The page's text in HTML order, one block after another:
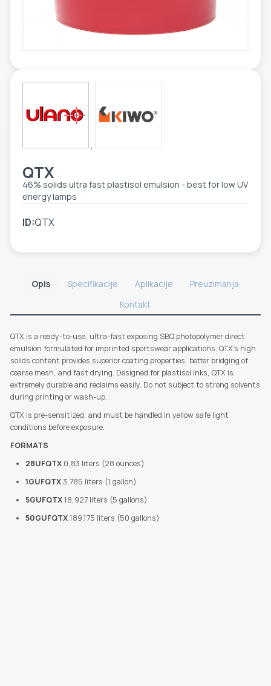
ALATI - DODATNA OPREMA
PO NARUDŽBINI
TEHNIČKI CRTEŽI
,
QTX
46% solids ultra fast plastisol emulsion - best for low UV
energy lamps
ID:QTX
Opis Specifikacije
Preuzimanja
Kontakt
Aplikacije
QTX is a ready-to-use, ultra-fast exposing SBQ photopolymer direct
emulsion formulated for imprinted sportswear applications. QTX's high
solids content provides superior coating properties, better bridging of
coarse mesh, and fast drying. Designed for plastisol inks, QTX is
extremely durable and reclaims easily. Do not subject to strong solvents
during printing or wash-up.
QTX is pre-sensitized, and must be handled in yellow safe light
conditions before exposure.
FORMATS
28UFQTX0,83 liters (28 ounces)
1GUFQTX3,785 liters (1 gallon)
5GUFQTX18,927 liters (5 gallons)
50GUFQTX189,175 liters (50 gallons)